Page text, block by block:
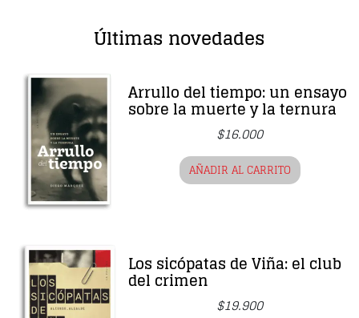
Últimas novedades
Arrullo del tiempo: un ensayo
sobre la muerte y la ternura
$16.000
AÑADIR AL CARRITO
Los sicópatas de Viña: el club
del crimen
$19.900